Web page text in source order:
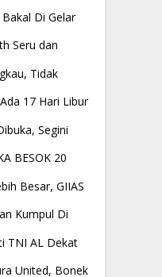
Bakal Di Gelar
Seru dan
Tidak
17 Hari Libur
Segini
BESOK 20
Besar, GIIAS
Kumpul Di
TNI AL Dekat
United, Bonek